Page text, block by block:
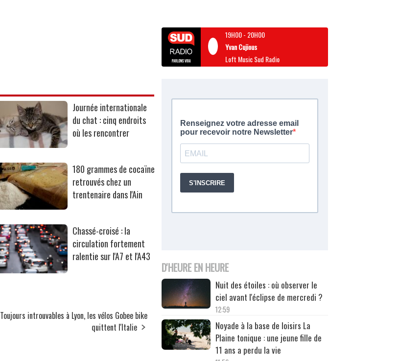
Journée internationale
du chat : cinq endroits
où les rencontrer
180 grammes de cocaïne
retrouvés chez un
trentenaire dans l'Ain
Chassé-croisé : la
circulation fortement
ralentie sur l'A7 et l'A43
Toujours introuvables à Lyon, les vélos Gobee bike
quittent l'Italie
19H00- 20H00
Yvan Cujious
Loft Music Sud Radio
D'HEURE EN HEURE
Nuit des étoiles : où observer le
ciel avant l'éclipse de mercredi ?
12:59
Noyade à la base de loisirs La
Plaine tonique : une jeune fille de
11 ans a perdu la vie